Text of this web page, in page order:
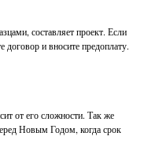
составляет проект. Если
договор и вносите предоплату.
от его сложности. Так же
Новым Годом, когда срок